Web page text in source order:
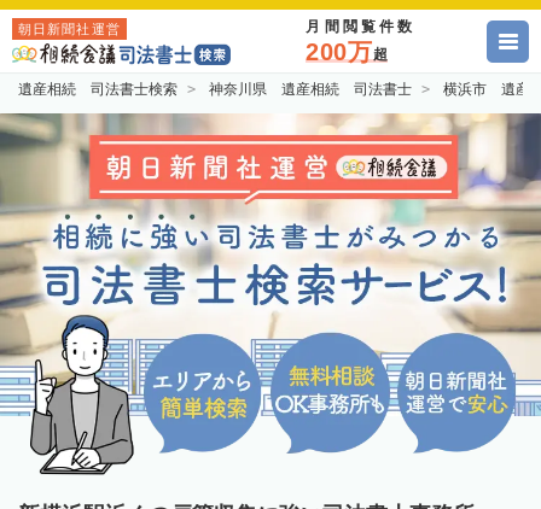
朝日新聞社運営 月間閲覧件数
200万超
遺産相続 司法書士検索 神奈川県 遺産相続 司法書士 横浜市 遺産